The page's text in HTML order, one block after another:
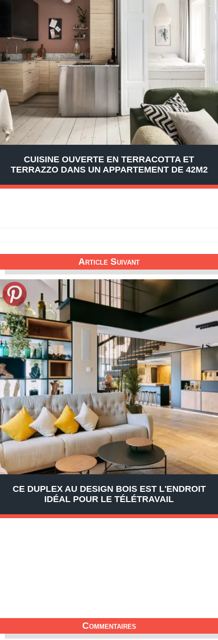
CUISINE OUVERTE EN TERRACOTTA ET
TERRAZZO DANS UN APPARTEMENT DE 42M2
Article Suivant
CE DUPLEX AU DESIGN BOIS EST L'ENDROIT
IDÉAL POUR LE TÉLÉTRAVAIL
Commentaires